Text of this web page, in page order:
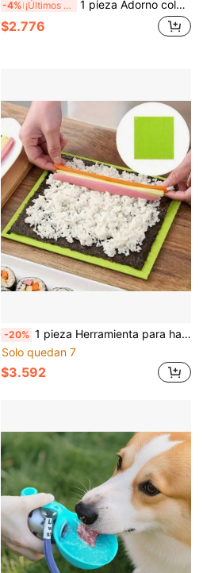
-4% ¡Últimos 2 días 1 pieza Adorno colgante de bola de panal de abeja con forma de bellota, decoración de mesa para fiesta de Navidad y días festivos, bola de borlas para fondo de pared de dormitorio y sala de estar, centro de mesa para evento de Acción de Gracias
$2.776
-20% 1 pieza Herramienta para hacer sushi, esterilla para enrollar sushi, herramienta antiadherente para hacer sushi, moldeador de bolas de arroz con algas marinas japonesas, esterilla para plato de sushi casero DIY, para hogar, tienda de sushi, restaurante, fiesta, suministros DIY, utensilios de cocina
Solo quedan 7
$3.592